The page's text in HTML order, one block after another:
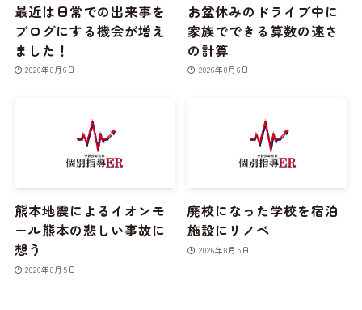
最近は日常での出来事を
ブログにする機会が増え
ました！
2026年8月6日
お盆休みのドライブ中に
家族でできる算数の速さ
の計算
2026年8月6日
熊本地震によるイオンモ
ール熊本の悲しい事故に
想う
2026年8月5日
廃校になった学校を宿泊
施設にリノベ
2026年8月5日